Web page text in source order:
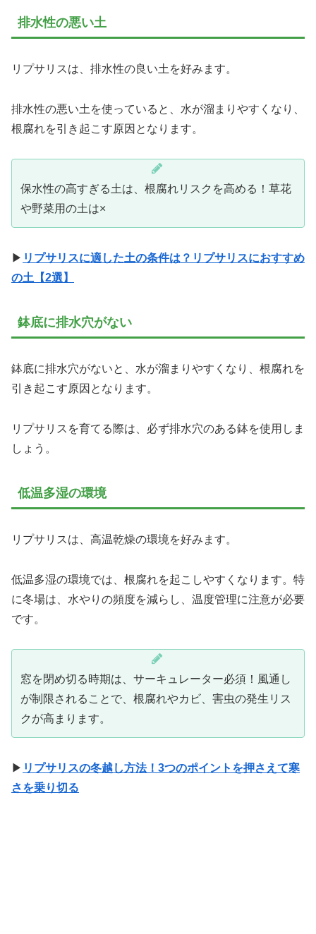
排水性の悪い土
リプサリスは、排水性の良い土を好みます。
排水性の悪い土を使っていると、水が溜まりやすくなり、
根腐れを引き起こす原因となります。
保水性の高すぎる土は、根腐れリスクを高める！草花
や野菜用の土は×
▶ リプサリスに適した土の条件は？リプサリスにおすすめ
の土【2選】
鉢底に排水穴がない
鉢底に排水穴がないと、水が溜まりやすくなり、根腐れを
引き起こす原因となります。
リプサリスを育てる際は、必ず排水穴のある鉢を使用しま
しょう。
低温多湿の環境
リプサリスは、高温乾燥の環境を好みます。
低温多湿の環境では、根腐れを起こしやすくなります。特
に冬場は、水やりの頻度を減らし、温度管理に注意が必要
です。
窓を閉め切る時期は、サーキュレーター必須！風通し
が制限されることで、根腐れやカビ、害虫の発生リス
クが高まります。
▶ リプサリスの冬越し方法！3つのポイントを押さえて寒
さを乗り切る